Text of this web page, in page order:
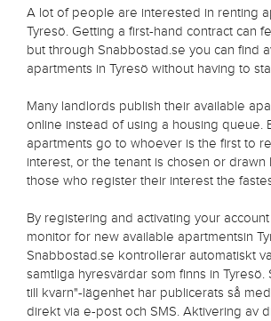
A lot of people are interested in renting
Tyresö. Getting a first-hand contract can
but through Snabbostad.se you can find
apartments in Tyresö without having to
Many landlords publish their available
online instead of using a housing queue.
apartments go to whoever is the first to
interest, or the tenant is chosen or drawn
those who register their interest the
By registering and activating your
monitor for new available apartmentsin
Snabbostad.se kontrollerar automatiskt
samtliga hyresvärdar som finns in Tyresö.
till kvarn"-lägenhet har publicerats så
direkt via e-post och SMS. Aktivering av